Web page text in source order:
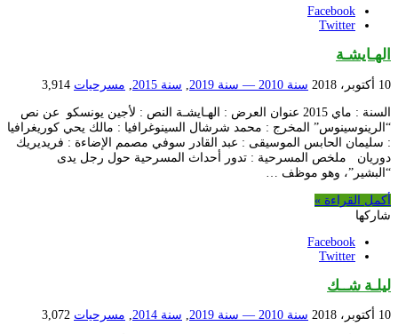
Facebook
Twitter
الهـايشـة
10 أكتوبر، 2018 سنة 2010 — سنة 2019 سنة 2015 مسرحيات 3,914
السنة : ماي 2015 عنوان العرض : الهـايشـة النص : لأجين يونسكو عن نص
“الرينوسينوس” المخرج : محمد شرشال السينوغرافيا : مالك يحي كوريغرافيا
: سليمان الحابس الموسيقى : عبد القادر سوفي مصمم الإضاءة : فريديريك
دوريان ملخص المسرحية : تدور أحداث المسرحية حول رجل يدى
“البشير”، وهو موظف …
أكمل القراءة »
شاركها
Facebook
Twitter
ليلـة شــك
10 أكتوبر، 2018 سنة 2010 — سنة 2019 سنة 2014 مسرحيات 3,072